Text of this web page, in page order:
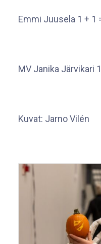
Emmi Juusela 1 + 1
MV Janika Järvikari
Kuvat: Jarno Vilén